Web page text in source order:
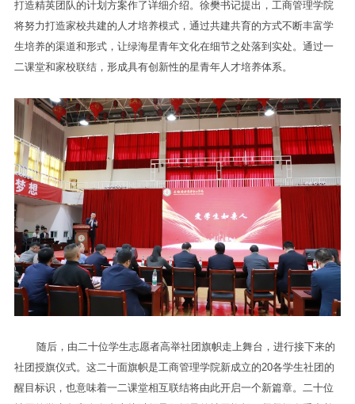
打造精英团队的计划方案作了详细介绍。徐樊书记提出，工商管理学院
将努力打造家校共建的人才培养模式，通过共建共育的方式不断丰富学
生培养的渠道和形式，让绿海星青年文化在细节之处落到实处。通过一
二课堂和家校联结，形成具有创新性的星青年人才培养体系。
随后，由二十位学生志愿者高举社团旗帜走上舞台，进行接下来的
社团授旗仪式。这二十面旗帜是工商管理学院新成立的20各学生社团的
醒目标识，也意味着一二课堂相互联结将由此开启一个新篇章。二十位